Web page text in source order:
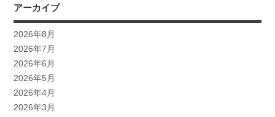
アーカイブ
2026年8月
2026年7月
2026年6月
2026年5月
2026年4月
2026年3月